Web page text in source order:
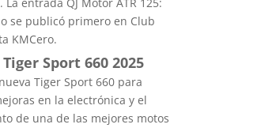
se publicó primero en Club
KMCero.
Sport 660 2025
Tiger Sport 660 para
en la electrónica y el
de una de las mejores motos